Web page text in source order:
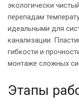
экологически
перепадам
идеальными для
канализации.
гибкости и
монтаже сложных
Этапы